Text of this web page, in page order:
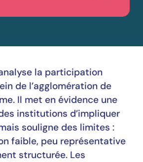
la participation
de l’agglomération de
Il met en évidence une
institutions d’impliquer
souligne des limites :
faible, peu représentative
structurée. Les